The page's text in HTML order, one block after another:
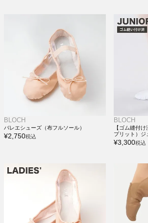
BLOCH
バレエシューズ（布フルソール）
¥2,750税込
BLOCH
【ゴム縫付
プリット）ジ
¥3,300税込